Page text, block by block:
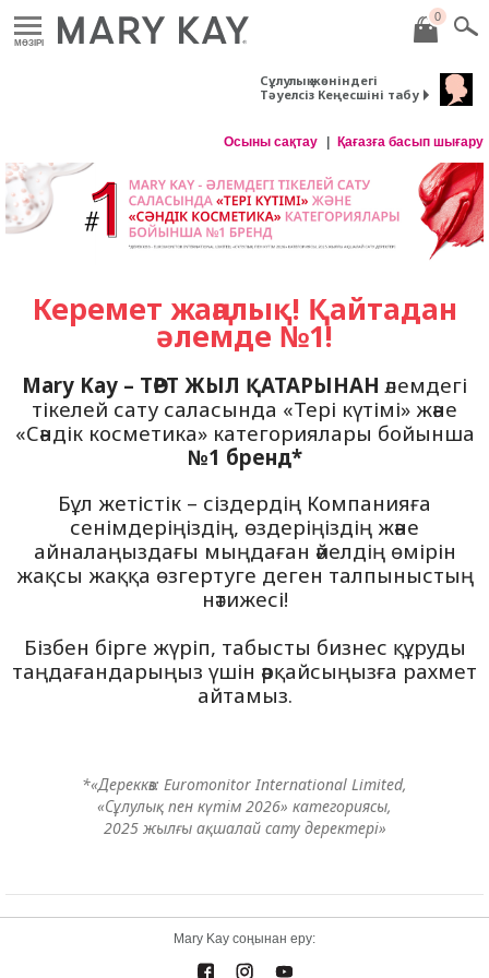
MӘЗІРІ
0
Сұлулық жөніндегі
Тәуелсіз Кеңесшіні табу
Осыны сақтау Қағазға басып шығару
Керемет жаңалық! Қайтадан
әлемде №1!
Mary Kay – ТӨРТ ЖЫЛ ҚАТАРЫНАНәлемдегі
тікелей сату саласында «Тері күтімі» және
«Сәндік косметика» категориялары бойынша
№1 бренд*
Бұл жетістік – сіздердің Компанияға
сенімдеріңіздің, өздеріңіздің және
айналаңыздағы мыңдаған әйелдің өмірін
жақсы жаққа өзгертуге деген талпыныстың
нәтижесі!
Бізбен бірге жүріп, табысты бизнес құруды
таңдағандарыңыз үшін әрқайсыңызға рахмет
айтамыз.
*«Дереккөз: Euromonitor International Limited,
«Сұлулық пен күтім 2026» категориясы,
2025 жылғы ақшалай сату деректері»
Mary Kay соңынан еру: